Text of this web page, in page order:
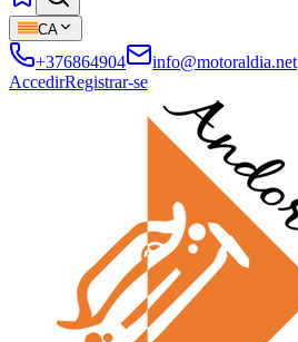
CA
+376864904
info@motoraldia.net
AccedirRegistrar-se